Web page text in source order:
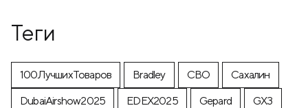
Теги
100ЛучшихТоваров Bradley CВО
Cахалин
DubaiAirshow2025
EDEX2025 Gepard
GX3